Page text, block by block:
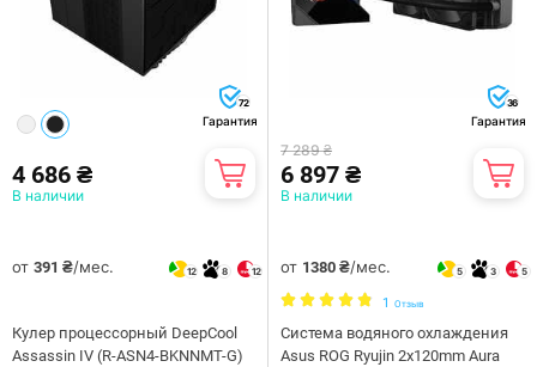
72
Гарантия
4 686 ₴
В наличии
от 391 ₴/мес. 12 8 12
Кулер процессорный DeepCool
Assassin IV (R-ASN4-BKNNMT-G)
36
Гарантия
7 289 ₴
6 897 ₴
В наличии
от 1380 ₴/мес. 5 3 5
1 Отзыв
Система водяного охлаждения
Asus ROG Ryujin 2x120mm Aura